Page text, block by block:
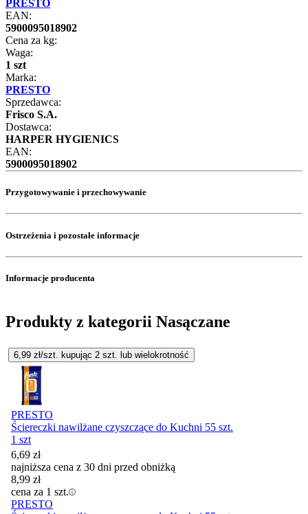
PRESTO
EAN:
5900095018902
Cena za kg:
Waga:
1 szt
Marka:
PRESTO
Sprzedawca:
Frisco S.A.
Dostawca:
HARPER HYGIENICS
EAN:
5900095018902
Przygotowywanie i przechowywanie
Ostrzeżenia i pozostałe informacje
Informacje producenta
Produkty z kategorii Nasączane
6,99 zł/szt. kupując 2 szt. lub wielokrotność
PRESTO
Ściereczki nawilżane czyszczące do Kuchni 55 szt.
1 szt
6,69 zł
najniższa cena z 30 dni przed obniżką
8,99 zł
cena za 1 szt.
PRESTO